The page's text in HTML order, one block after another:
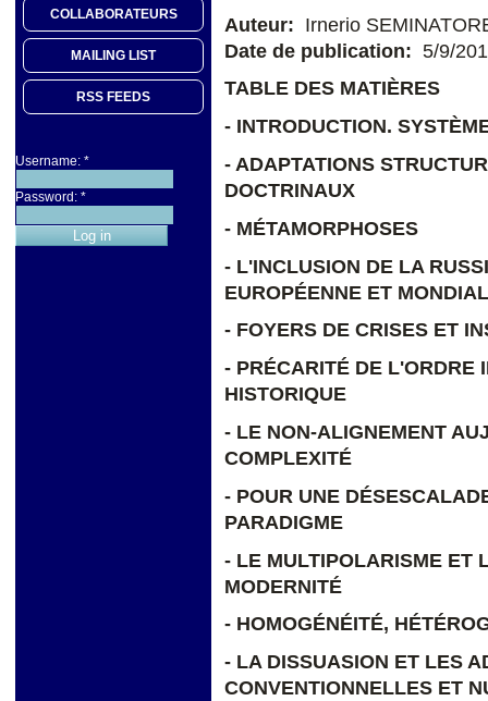
COLLABORATEURS
MAILING LIST
RSS FEEDS
Username: *
Password: *
Auteur: Irnerio
Date de publication: 5/9/
TABLE DES MATIÈRES
- INTRODUCTION.
- ADAPTATIONS
DOCTRINAUX
- MÉTAMORPHOSES
- L'INCLUSION DE LA
EUROPÉENNE ET
- FOYERS DE CRISES ET
- PRÉCARITÉ DE L'ORDRE
HISTORIQUE
- LE NON-ALIGNEMENT
COMPLEXITÉ
- POUR UNE
PARADIGME
- LE MULTIPOLARISME ET
MODERNITÉ
- HOMOGÉNÉITÉ,
- LA DISSUASION ET LES
CONVENTIONNELLES ET